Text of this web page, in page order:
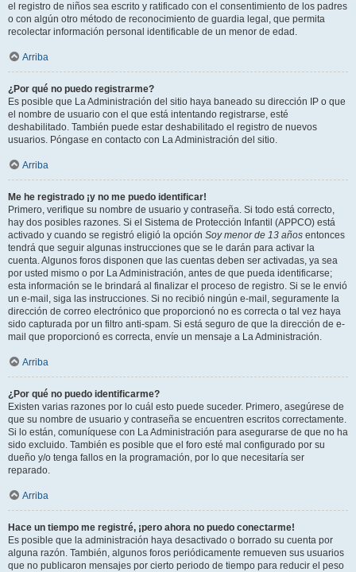
el registro de niños sea escrito y ratificado con el consentimiento de los padres
o con algún otro método de reconocimiento de guardia legal, que permita
recolectar información personal identificable de un menor de edad.
Arriba
¿Por qué no puedo registrarme?
Es posible que La Administración del sitio haya baneado su dirección IP o que
el nombre de usuario con el que está intentando registrarse, esté
deshabilitado. También puede estar deshabilitado el registro de nuevos
usuarios. Póngase en contacto con La Administración del sitio.
Arriba
Me he registrado ¡y no me puedo identificar!
Primero, verifique su nombre de usuario y contraseña. Si todo está correcto,
hay dos posibles razones. Si el Sistema de Protección Infantil (APPCO) está
activado y cuando se registró eligió la opción Soy menor de 13 años entonces
tendrá que seguir algunas instrucciones que se le darán para activar la
cuenta. Algunos foros disponen que las cuentas deben ser activadas, ya sea
por usted mismo o por La Administración, antes de que pueda identificarse;
esta información se le brindará al finalizar el proceso de registro. Si se le envió
un e-mail, siga las instrucciones. Si no recibió ningún e-mail, seguramente la
dirección de correo electrónico que proporcionó no es correcta o tal vez haya
sido capturada por un filtro anti-spam. Si está seguro de que la dirección de e-
mail que proporcionó es correcta, envíe un mensaje a La Administración.
Arriba
¿Por qué no puedo identificarme?
Existen varias razones por lo cuál esto puede suceder. Primero, asegúrese de
que su nombre de usuario y contraseña se encuentren escritos correctamente.
Si lo están, comuníquese con La Administración para asegurarse de que no ha
sido excluido. También es posible que el foro esté mal configurado por su
dueño y/o tenga fallos en la programación, por lo que necesitaría ser
reparado.
Arriba
Hace un tiempo me registré, ¡pero ahora no puedo conectarme!
Es posible que la administración haya desactivado o borrado su cuenta por
alguna razón. También, algunos foros periódicamente remueven sus usuarios
que no publicaron mensajes por cierto periodo de tiempo para reducir el peso